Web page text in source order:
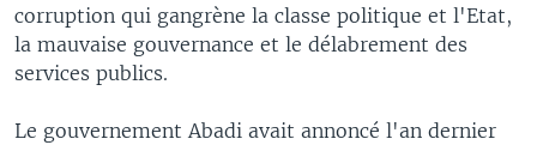
corruption qui gangrène la classe politique et l'Etat,
la mauvaise gouvernance et le délabrement des
services publics.
Le gouvernement Abadi avait annoncé l'an dernier